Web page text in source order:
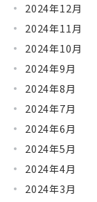
2024年12月
2024年11月
2024年10月
2024年9月
2024年8月
2024年7月
2024年6月
2024年5月
2024年4月
2024年3月